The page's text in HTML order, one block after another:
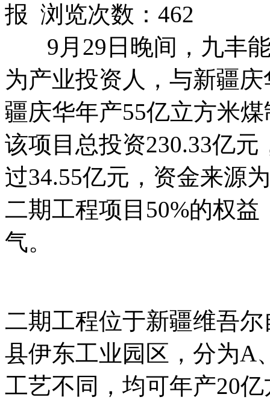
报 浏览次数： 462
9月29日晚间，九丰
为产业投资人，与新疆
疆庆华年产55亿立方米
该项目总投资230.33亿
过34.55亿元，资金来源
二期工程项目50%的权
气。
二期工程位于新疆维吾
县伊东工业园区，分为A
工艺不同，均可年产20